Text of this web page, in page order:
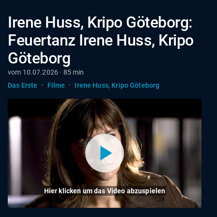
Irene Huss, Kripo Göteborg:
Feuertanz Irene Huss, Kripo
Göteborg
vom 10.07.2026 · 85 min
Das Erste
· Filme · Irene Huss, Kripo Göteborg
Hier klicken um das Video abzuspielen